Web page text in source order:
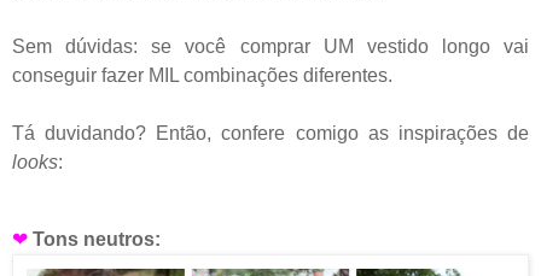
Sem dúvidas: se você comprar UM vestido longo vai
conseguir fazer MIL combinações diferentes.
Tá duvidando? Então, confere comigo as inspirações de
looks:
❤ Tons neutros: